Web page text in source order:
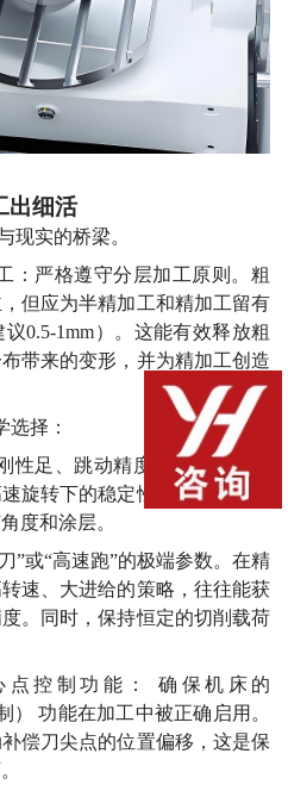
出细活
现实的桥梁。
：严格遵守分层加工原则。粗
但应为半精加工和精加工留有
0.5-1mm）。这能有效释放粗
带来的变形，并为精加工创造
选择：
性足、跳动精度高的液压刀柄
旋转下的稳定性。根据材料与
度和涂层。
”或“高速跑”的极端参数。在精
速、大进给的策略，往往能获
。同时，保持恒定的切削载荷
点控制功能： 确保机床的
） 功能在加工中被正确启用。
偿刀尖点的位置偏移，这是保